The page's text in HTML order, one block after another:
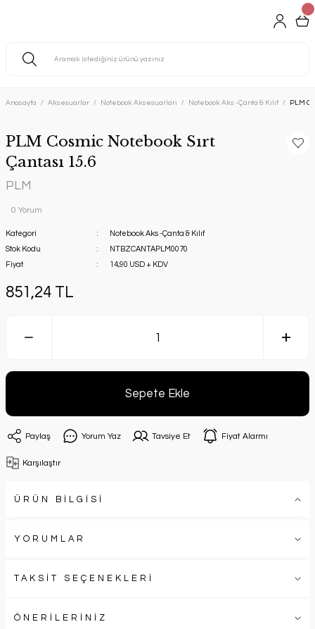
Anasayfa Aksesuarlar Notebook Aksesuarları Notebook Aks -Çanta & Kılıf PLM
PLM Cosmic Notebook Sırt
Çantası 15.6
PLM
0 Yorum
Kategori
Notebook Aks -Çanta & Kılıf
Stok Kodu
NTBZCANTAPLM0070
Fiyat
14,90 USD + KDV
851,24 TL
Sepete Ekle
Paylaş Yorum Yaz Tavsiye Et Fiyat Alarmı
Karşılaştır
ÜRÜN BİLGİSİ
YORUMLAR
TAKSİT SEÇENEKLERİ
ÖNERİLERİNİZ